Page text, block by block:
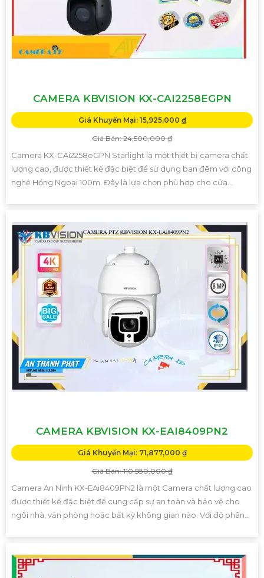
CAMERA KBVISION KX-CAI2258EGPN
Giá Khuyến Mại: 15,925,000 ₫
Giá Bán: 24,500,000 ₫
Camera KX-CAi2258eGPN Starlight là một thiết bị camera chất
lượng cao, được thiết kế đặc biệt để sử dụng ban đêm với công
nghệ Hồng Ngoại 100m. Đây là lựa chọn phù hợp cho cửa...
CAMERA KBVISION KX-EAI8409PN2
Giá Khuyến Mại: 71,877,000 ₫
Giá Bán: 110,580,000 ₫
Camera An Ninh KX-EAi8409PN2 là một Camera chất lượng cao
được thiết kế đặc biệt để cung cấp sự an toàn và bảo vệ cho
ngôi nhà, văn phòng hoặc bất kỳ không gian nào. Với độ phân...